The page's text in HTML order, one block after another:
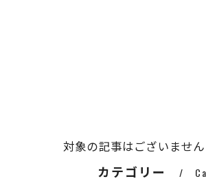
対象の記事はございません
カテゴリー